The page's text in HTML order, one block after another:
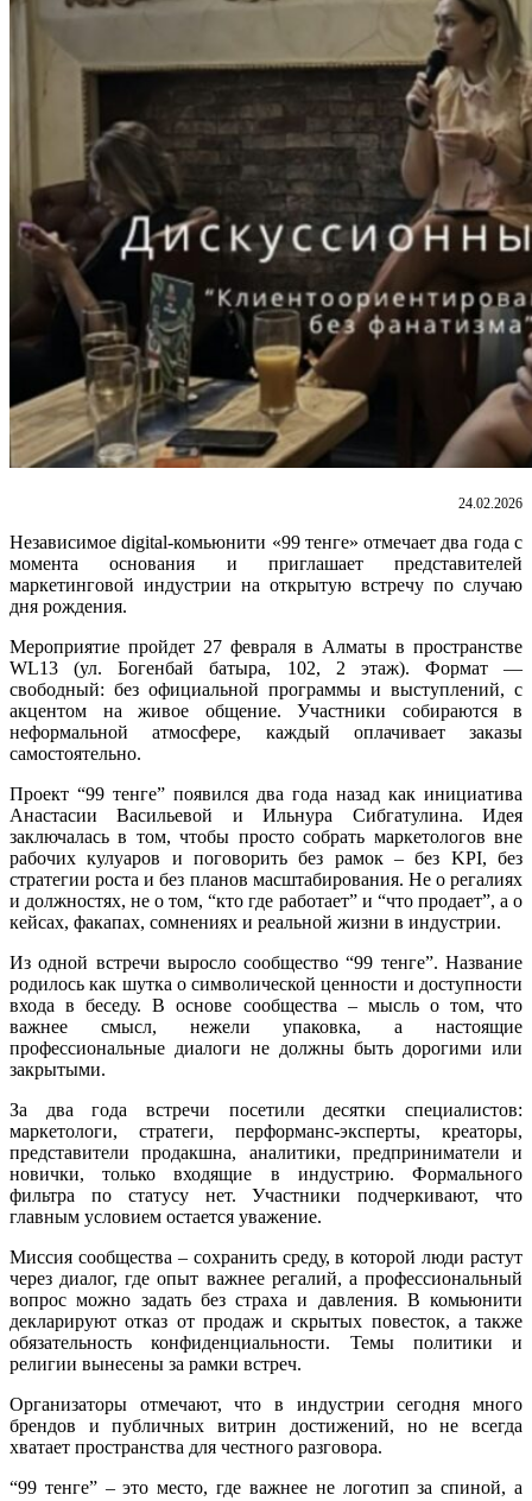
24.02.2026
Независимое digital-комьюнити «99 тенге» отмечает два года с
момента основания и приглашает представителей
маркетинговой индустрии на открытую встречу по случаю
дня рождения.
Мероприятие пройдет 27 февраля в Алматы в пространстве
WL13 (ул. Богенбай батыра, 102, 2 этаж). Формат —
свободный: без официальной программы и выступлений, с
акцентом на живое общение. Участники собираются в
неформальной атмосфере, каждый оплачивает заказы
самостоятельно.
Проект “99 тенге” появился два года назад как инициатива
Анастасии Васильевой и Ильнура Сибгатулина. Идея
заключалась в том, чтобы просто собрать маркетологов вне
рабочих кулуаров и поговорить без рамок – без KPI, без
стратегии роста и без планов масштабирования. Не о регалиях
и должностях, не о том, “кто где работает” и “что продает”, а о
кейсах, факапах, сомнениях и реальной жизни в индустрии.
Из одной встречи выросло сообщество “99 тенге”. Название
родилось как шутка о символической ценности и доступности
входа в беседу. В основе сообщества – мысль о том, что
важнее смысл, нежели упаковка, а настоящие
профессиональные диалоги не должны быть дорогими или
закрытыми.
За два года встречи посетили десятки специалистов:
маркетологи, стратеги, перформанс-эксперты, креаторы,
представители продакшна, аналитики, предприниматели и
новички, только входящие в индустрию. Формального
фильтра по статусу нет. Участники подчеркивают, что
главным условием остается уважение.
Миссия сообщества – сохранить среду, в которой люди растут
через диалог, где опыт важнее регалий, а профессиональный
вопрос можно задать без страха и давления. В комьюнити
декларируют отказ от продаж и скрытых повесток, а также
обязательность конфиденциальности. Темы политики и
религии вынесены за рамки встреч.
Организаторы отмечают, что в индустрии сегодня много
брендов и публичных витрин достижений, но не всегда
хватает пространства для честного разговора.
“99 тенге” – это место, где важнее не логотип за спиной, а